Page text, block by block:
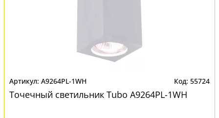
A9264PL-1WH 55724
Точечный светильник Tubo A9264PL-1WH